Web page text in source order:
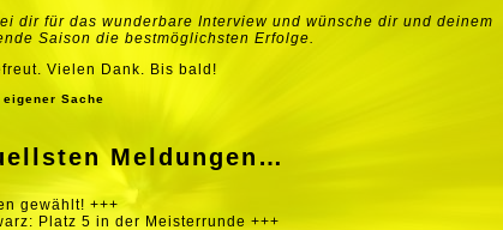
dir für das wunderbare Interview und wünsche dir und deinem
Saison die bestmöglichsten Erfolge.
Vielen Dank. Bis bald!
eigener Sache
Meldungen…
gewählt! +++
Platz 5 in der Meisterrunde +++